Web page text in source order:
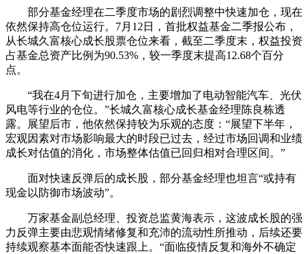
部分基金经理在二季度市场的剧烈调整中快速加仓，现在
依然保持高仓位运行。7月12日，首批权益基金二季报公布，
从长城久富核心成长股票仓位来看，截至二季度末，权益投资
占基金总资产比例为90.53%，较一季度末提高12.68个百分
点。
“我在4月下旬进行加仓，主要增加了电动智能汽车、光伏
风电等行业的仓位。”长城久富核心成长基金经理陈良栋透
露。展望后市，他依然保持较为乐观的态度：“展望下半年，
宏观因素对市场影响最大的时段已过去，经过市场回调和业绩
成长对估值的消化，市场整体估值已回归相对合理区间。”
面对快速反弹后的成长股，部分基金经理也坦言“或持有
现金以防御市场波动”。
万家基金副总经理、投资总监黄海表示，这波成长股的强
力反弹主要由悲观情绪修复和充沛的流动性所推动，后续还要
持续观察基本面能否快速跟上。“面临疫情反复和海外不确定